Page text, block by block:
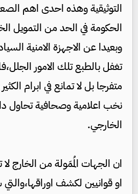
التوثيقية وهذه احدى اهم
الحكومة في الحد من التمويل
وبعيدا عن الاجهزة الامنية
تغفل بالطبع تلك الامور
متفرجا بل لا تمانع في ابرام
نخب اعلامية وصحافية تحاول
الخارجي.
ان الجهات المُمَولة من الخارج
او قوانيين لكشف